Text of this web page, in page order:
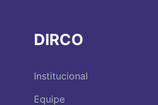
DIRCO
Institucional
Equipe